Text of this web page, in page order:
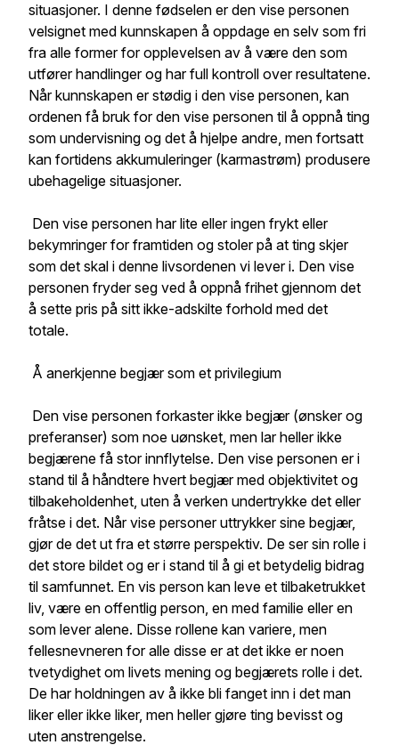
situasjoner. I denne fødselen er den vise personen
velsignet med kunnskapen å oppdage en selv som fri
fra alle former for opplevelsen av å være den som
utfører handlinger og har full kontroll over resultatene.
Når kunnskapen er stødig i den vise personen, kan
ordenen få bruk for den vise personen til å oppnå ting
som undervisning og det å hjelpe andre, men fortsatt
kan fortidens akkumuleringer (karmastrøm) produsere
ubehagelige situasjoner.
Den vise personen har lite eller ingen frykt eller
bekymringer for framtiden og stoler på at ting skjer
som det skal i denne livsordenen vi lever i. Den vise
personen fryder seg ved å oppnå frihet gjennom det
å sette pris på sitt ikke-adskilte forhold med det
totale.
Å anerkjenne begjær som et privilegium
Den vise personen forkaster ikke begjær (ønsker og
preferanser) som noe uønsket, men lar heller ikke
begjærene få stor innflytelse. Den vise personen er i
stand til å håndtere hvert begjær med objektivitet og
tilbakeholdenhet, uten å verken undertrykke det eller
fråtse i det. Når vise personer uttrykker sine begjær,
gjør de det ut fra et større perspektiv. De ser sin rolle i
det store bildet og er i stand til å gi et betydelig bidrag
til samfunnet. En vis person kan leve et tilbaketrukket
liv, være en offentlig person, en med familie eller en
som lever alene. Disse rollene kan variere, men
fellesnevneren for alle disse er at det ikke er noen
tvetydighet om livets mening og begjærets rolle i det.
De har holdningen av å ikke bli fanget inn i det man
liker eller ikke liker, men heller gjøre ting bevisst og
uten anstrengelse.